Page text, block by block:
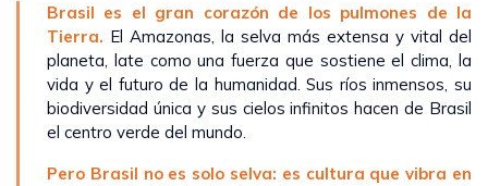
Brasil es el gran corazón de los pulmones de la
Tierra. El Amazonas, la selva más extensa y vital del
planeta, late como una fuerza que sostiene el clima, la
vida y el futuro de la humanidad. Sus ríos inmensos, su
biodiversidad única y sus cielos infinitos hacen de Brasil
el centro verde del mundo.
Pero Brasil no es solo selva: es cultura que vibra en